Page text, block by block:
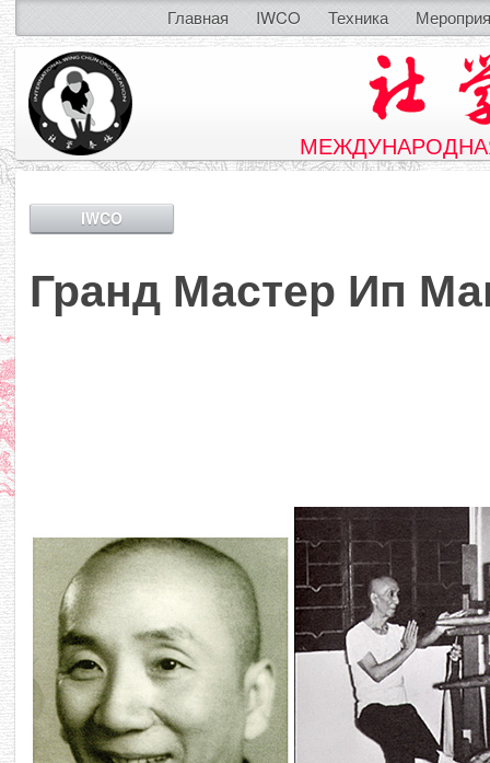
Главная IWCO Техника
IWCO
Гранд Мастер Ип